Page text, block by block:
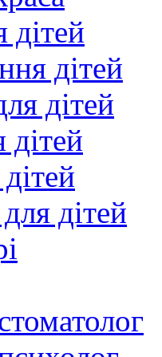
дітей
дітей
дітей
дітей
дітей